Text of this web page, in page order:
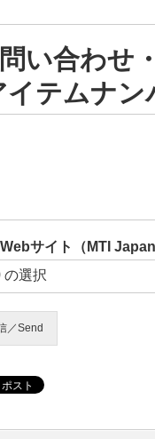
い合わせ
イテムナ
サイト（MTI
／Send